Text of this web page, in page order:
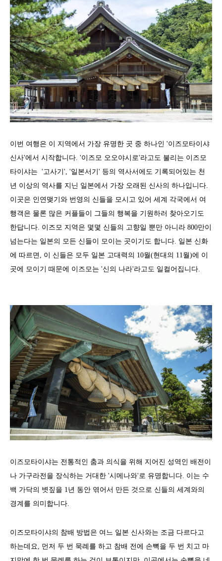
이번 여행은 이 지역에서 가장 유명한 곳 중 하나인 '이즈모타이샤
신사'에서 시작합니다. '이즈모 오오야시로'라고도 불리는 이즈모
타이샤는 '고사기', '일본서기' 등의 역사서에도 기록되어있는 천
년 이상의 역사를 지닌 일본에서 가장 오래된 신사의 하나입니다.
이곳은 인연맺기와 번영의 신들을 모시고 있어 세계 각국에서 여
행객은 물론 많은 커플들이 그들의 행복을 기원하러 찾아오기도
한답니다. 이즈모 지역은 몇몇 신들의 고향일 뿐만 아니라 800만이
넘는다는 일본의 모든 신들이 모이는 곳이기도 합니다. 일본 신화
에 따르면, 이 신들은 모두 일본 고대력의 10월(현대의 11월)에 이
곳에 모이기 때문에 이즈모는 '신의 나라'라고도 일컬어집니다.
이즈모타이샤는 전통적인 춤과 의식을 위해 지어진 성역인 배전이
나 가구라전을 장식하는 거대한 '시메나와'로 유명합니다. 이는 수
백 가닥의 볏짚을 1년 동안 엮어서 만든 것으로 신들의 세계와의
경계를 의미합니다.
이즈모타이샤의 참배 방법은 여느 일본 신사와는 조금 다르다고
하는데요, 먼저 두 번 묵례를 하고 참배 전에 손뼉을 두 번 치고 마